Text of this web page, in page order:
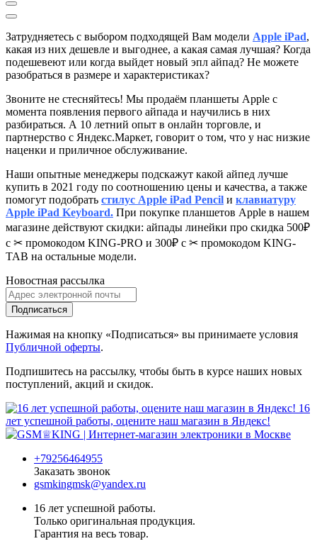
Затрудняетесь с выбором подходящей Вам модели Apple iPad,
какая из них дешевле и выгоднее, а какая самая лучшая? Когда
подешевеют или когда выйдет новый эпл айпад? Не можете
разобраться в размере и характеристиках?
Звоните не стесняйтесь! Мы продаём планшеты Apple с
момента появления первого айпада и научились в них
разбираться. А 10 летний опыт в онлайн торговле, и
партнерство с Яндекс.Маркет, говорит о том, что у нас низкие
наценки и приличное обслуживание.
Наши опытные менеджеры подскажут какой айпед лучше
купить в 2021 году по соотношению цены и качества, а также
помогут подобрать стилус Apple iPad Pencil и клавиатуру
Apple iPad Keyboard. При покупке планшетов Apple в нашем
магазине действуют скидки: айпады линейки про скидка 500₽
с ✂ промокодом KING-PRO и 300₽ с ✂ промокодом KING-
TAB на остальные модели.
Новостная рассылка
Подписаться
Нажимая на кнопку «Подписаться» вы принимаете условия
Публичной оферты.
Подпишитесь на рассылку, чтобы быть в курсе наших новых
поступлений, акций и скидок.
16
лет успешной работы, оцените наш магазин в Яндекс!
+79256464955
Заказать звонок
gsmkingmsk@yandex.ru
16 лет успешной работы.
Только оригинальная продукция.
Гарантия на весь товар.